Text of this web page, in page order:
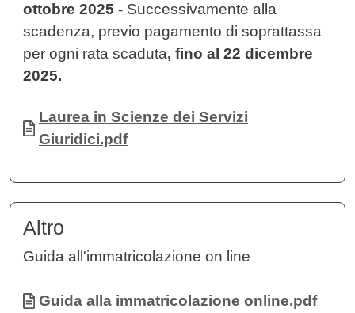
ottobre 2025 - Successivamente alla
scadenza, previo pagamento di soprattassa
per ogni rata scaduta, fino al 22 dicembre
2025.
Documento
Laurea in Scienze dei Servizi
Giuridici.pdf
Altro
Guida all'immatricolazione on line
Documento
Guida alla immatricolazione online.pdf